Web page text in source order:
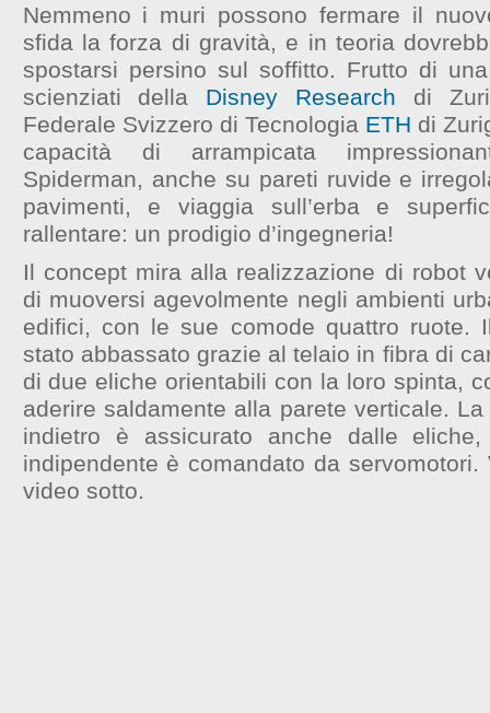
Nemmeno i muri possono fermare il
sfida la forza di gravità, e in teoria
spostarsi persino sul soffitto. Frutto di
scienziati della Disney Research di
Federale Svizzero di Tecnologia ETH di
capacità di arrampicata
Spiderman, anche su pareti ruvide e
pavimenti, e viaggia sull’erba e
rallentare: un prodigio d’ingegneria!
Il concept mira alla realizzazione di robot
di muoversi agevolmente negli ambienti
edifici, con le sue comode quattro ruote.
stato abbassato grazie al telaio in fibra di
di due eliche orientabili con la loro spinta,
aderire saldamente alla parete verticale.
indietro è assicurato anche dalle
indipendente è comandato da
video sotto.